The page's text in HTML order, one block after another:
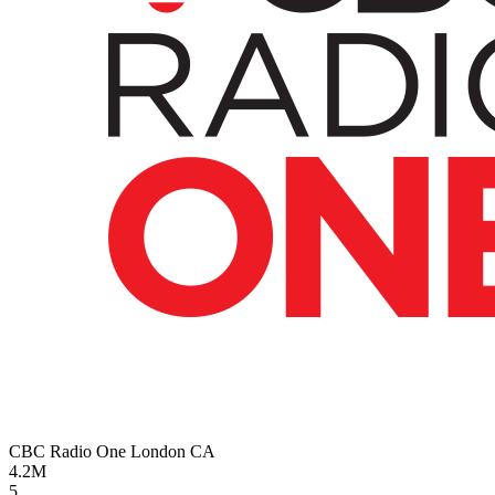
CBC Radio One London CA
4.2M
5